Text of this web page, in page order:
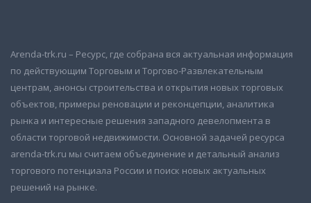
Arenda-trk.ru – Ресурс, где собрана вся актуальная информация
по действующим Торговым и Торгово-Развлекательным
центрам, анонсы строительства и открытия новых торговых
объектов, примеры реновации и реконцепции, аналитика
рынка и интересные решения западного девелопмента в
области торговой недвижимости. Основной задачей ресурса
arenda-trk.ru мы считаем объединение и детальный анализ
торгового потенциала России и поиск новых актуальных
решений на рынке.